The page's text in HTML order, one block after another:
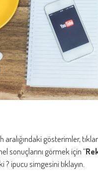
aralığındaki gösterimler,
sonuçlarını görmek için “
? ipucu simgesini tıklayın.